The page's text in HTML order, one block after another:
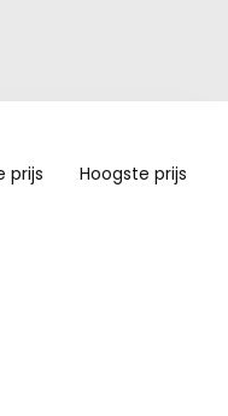
prijs Hoogste prijs